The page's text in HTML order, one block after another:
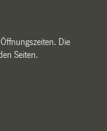
Die
Seiten.